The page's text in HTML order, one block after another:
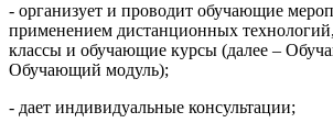
- организует и проводит обучающие
применением дистанционных
классы и обучающие курсы (далее –
Обучающий модуль);
- дает индивидуальные консультации;